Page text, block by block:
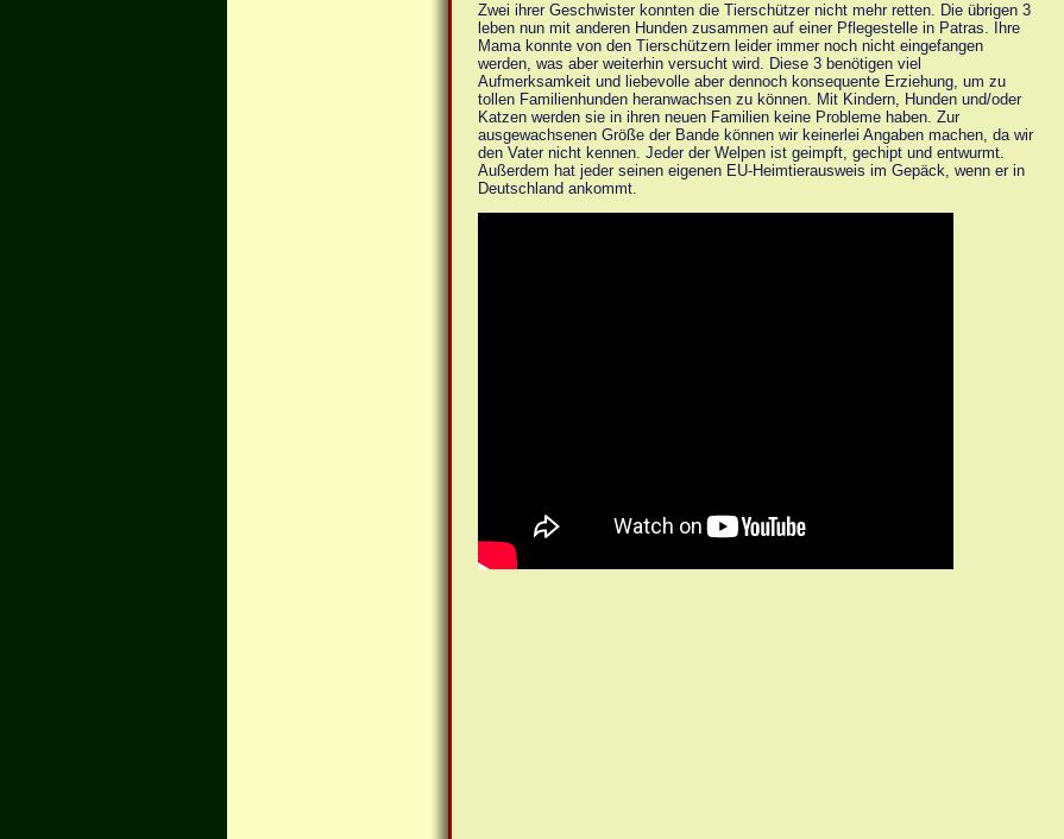
Zwei ihrer Geschwister konnten die Tierschützer nicht mehr retten. Die übrigen 3
leben nun mit anderen Hunden zusammen auf einer Pflegestelle in Patras. Ihre
Mama konnte von den Tierschützern leider immer noch nicht eingefangen
werden, was aber weiterhin versucht wird. Diese 3 benötigen viel
Aufmerksamkeit und liebevolle aber dennoch konsequente Erziehung, um zu
tollen Familienhunden heranwachsen zu können. Mit Kindern, Hunden und/oder
Katzen werden sie in ihren neuen Familien keine Probleme haben. Zur
ausgewachsenen Größe der Bande können wir keinerlei Angaben machen, da wir
den Vater nicht kennen. Jeder der Welpen ist geimpft, gechipt und entwurmt.
Außerdem hat jeder seinen eigenen EU-Heimtierausweis im Gepäck, wenn er in
Deutschland ankommt.